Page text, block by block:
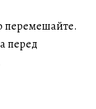
перемешайте.
перед